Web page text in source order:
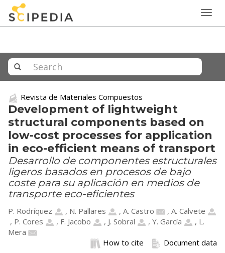
Revista de Materiales Compuestos
Development of lightweight
structural components based on
low-cost processes for application
in eco-efficient means of transport
Desarrollo de componentes estructurales
ligeros basados en procesos de bajo
coste para su aplicación en medios de
transporte eco-eficientes
P. Rodríquez , N. Pallares , A. Castro , A. Calvete
, P. Cores , F. Jacobo , J. Sobral , Y. García , L.
Mera
Document data
How to cite